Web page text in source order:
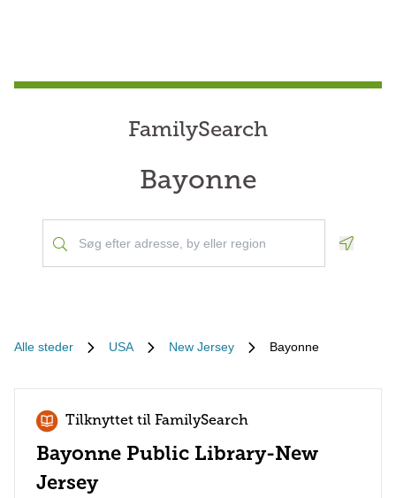
FamilySearch
Bayonne
Alle steder USA New Jersey Bayonne
Tilknyttet til FamilySearch
Bayonne Public Library-New
Jersey